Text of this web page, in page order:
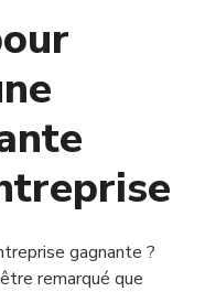
gagnante ?
remarqué que